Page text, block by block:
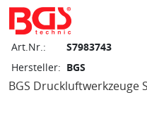
Art.Nr.:
S7983743
Hersteller: BGS
BGS Druckluftwerkzeuge